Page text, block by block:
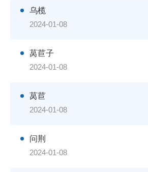
乌榄
2024-01-08
莴苣子
2024-01-08
莴苣
2024-01-08
问荆
2024-01-08